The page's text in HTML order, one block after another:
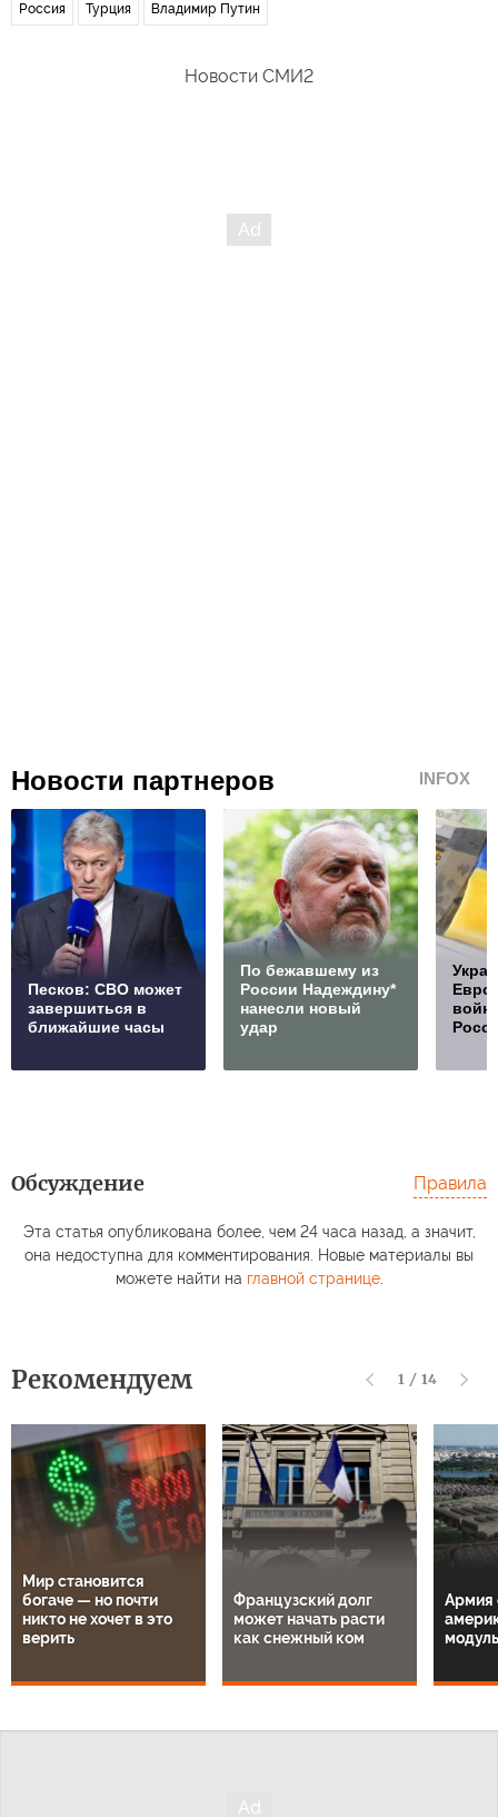
Россия Турция Владимир Путин
Новости СМИ2
Новости партнеров INFOX
Песков: СВО может
завершиться в
ближайшие часы
По бежавшему из
России Надеждину*
нанесли новый
удар
Обсуждение Правила
Эта статья опубликована более, чем 24 часа назад, а значит,
она недоступна для комментирования. Новые материалы вы
можете найти на главной странице.
Рекомендуем 1 / 14
Мир становится
богаче — но почти
никто не хочет в это
верить
Французский долг
может начать расти
как снежный ком
Армия